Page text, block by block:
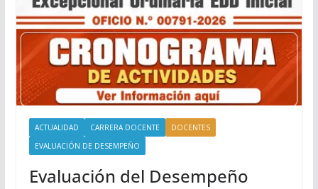
ACTUALIDAD CARRERA DOCENTE
DOCENTES
EVALUACIÓN DE DESEMPEÑO
Evaluación del Desempeño